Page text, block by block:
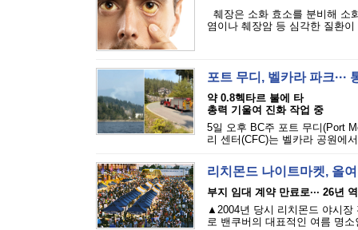
췌장은 소화 효소를 분비해 소
염이나 췌장암 등 심각한 질환
포트 무디, 벨카라 파크···
약 0.8헥타르 불에 타
총력 기울여 진화 작업 중
5일 오후 BC주 포트 무디(Port
리 센터(CFC)는 벨카라 공원에
리치몬드 나이트마켓, 올
부지 임대 계약 만료로··· 26년
▲2004년 당시 리치몬드 야시장
로 밴쿠버의 대표적인 여름 명